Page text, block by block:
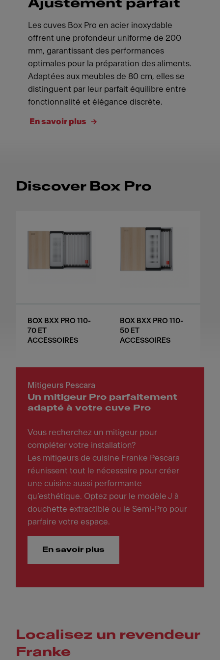
Ajustement parfait
Les cuves Box Pro en acier inoxydable
offrent une profondeur uniforme de 200
mm, garantissant des performances
optimales pour la préparation des aliments.
Adaptées aux meubles de 80 cm, elles se
distinguent par leur parfait équilibre entre
fonctionnalité et élégance discrète.
En savoir plus
Discover Box Pro
BOX BXX PRO 110-
70 ET
ACCESSOIRES
BOX BXX PRO 110-
50 ET
ACCESSOIRES
Mitigeurs Pescara
Un mitigeur Pro parfaitement
adapté à votre cuve Pro
Vous recherchez un mitigeur pour
compléter votre installation?
Les mitigeurs de cuisine Franke Pescara
réunissent tout le nécessaire pour créer
une cuisine aussi performante
qu’esthétique. Optez pour le modèle J à
douchette extractible ou le Semi-Pro pour
parfaire votre espace.
En savoir plus
Localisez un revendeur
Franke